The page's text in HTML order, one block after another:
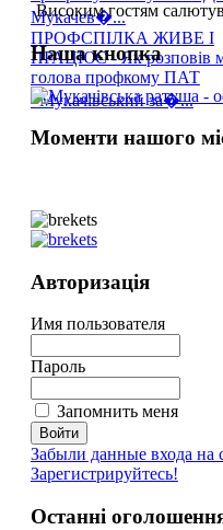
Мукачев�...
ПРОФСПІЛКА ЖИВЕ І
ПРАЦЮЄ - Як розповів
голова профкому ПАТ
«Мукачівський за�...
Високим гостям
Наша кнопка
Моменти нашого
Авторизація
Имя пользователя
Пароль
Запомнить меня
Забыли данные входа на
Зарегистрируйтесь!
Останні